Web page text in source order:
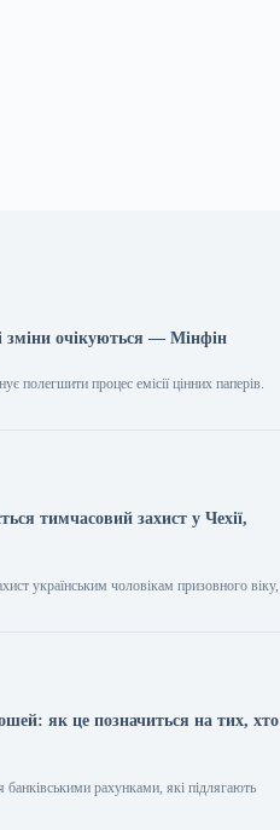
зміни очікуються — Мінфін
полегшити процес емісії цінних паперів.
тимчасовий захист у Чехії,
українським чоловікам призовного віку,
як це позначиться на тих, хто
банківськими рахунками, які підлягають